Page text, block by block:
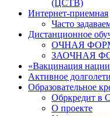
(ЦСТВ)
Интернет-приемная
Часто
Дистанционное
ОЧНАЯ
ЗАОЧНАЯ
«Вакцинация
Активное
Образовательное
Обркредит в
О проекте